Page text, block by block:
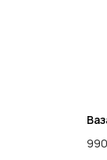
990